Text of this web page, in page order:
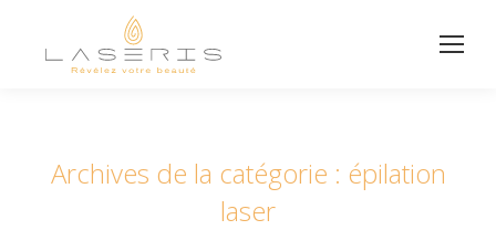
Archives de la catégorie : épilation
laser